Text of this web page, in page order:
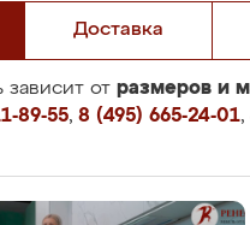
Доставка
зависит от размеров и
89-55, 8 (495) 665-24-01,